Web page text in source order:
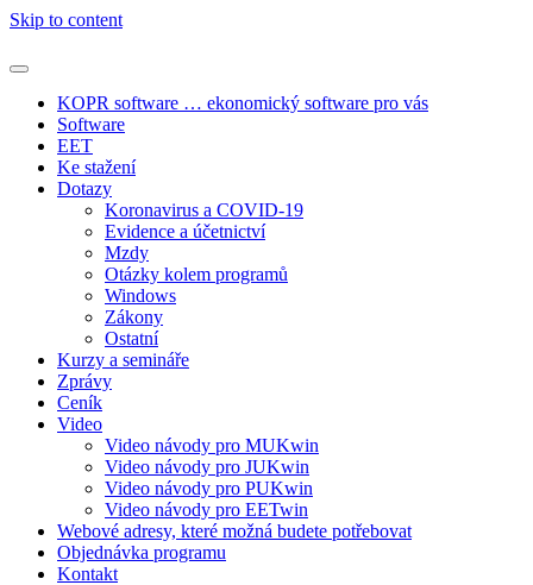
Skip to content
KOPR software … ekonomický software pro vás
Software
EET
Ke stažení
Dotazy
Koronavirus a COVID-19
Evidence a účetnictví
Mzdy
Otázky kolem programů
Windows
Zákony
Ostatní
Kurzy a semináře
Zprávy
Ceník
Video
Video návody pro MUKwin
Video návody pro JUKwin
Video návody pro PUKwin
Video návody pro EETwin
Webové adresy, které možná budete potřebovat
Objednávka programu
Kontakt